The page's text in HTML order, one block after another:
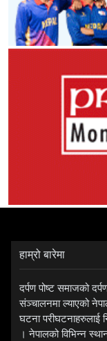
हाम्रो बारेमा
दर्पण पोष्ट समाजको
संञ्चालनमा ल्याएको
घटना परीघटनाहरुलाई
। नेपालको विभिन्न